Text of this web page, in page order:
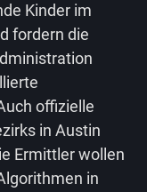
Kinder im
fordern die
offizielle
in Austin
Ermittler wollen
in